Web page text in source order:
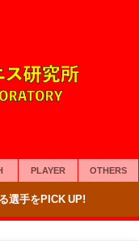
PLAYER OTHERS
選手をPICK UP!